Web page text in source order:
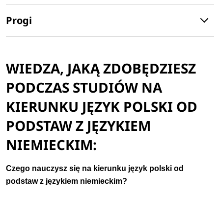
Progi
WIEDZA, JAKĄ ZDOBĘDZIESZ
PODCZAS STUDIÓW NA
KIERUNKU JĘZYK POLSKI OD
PODSTAW Z JĘZYKIEM
NIEMIECKIM:
Czego nauczysz się na kierunku język polski od
podstaw z językiem niemieckim?